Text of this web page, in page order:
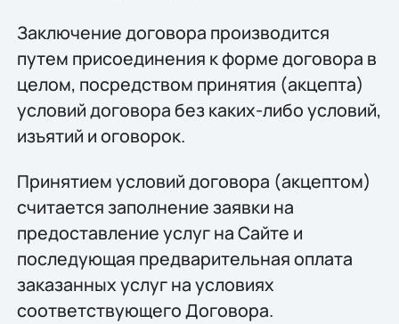
Заключение договора производится
путем присоединения к форме договора в
целом, посредством принятия (акцепта)
условий договора без каких-либо условий,
изъятий и оговорок.
Принятием условий договора (акцептом)
считается заполнение заявки на
предоставление услуг на Сайте и
последующая предварительная оплата
заказанных услуг на условиях
соответствующего Договора.